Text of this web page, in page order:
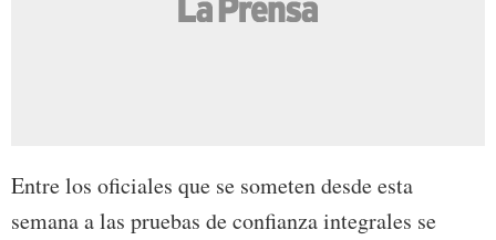
Entre los oficiales que se someten desde esta
semana a las pruebas de confianza integrales se